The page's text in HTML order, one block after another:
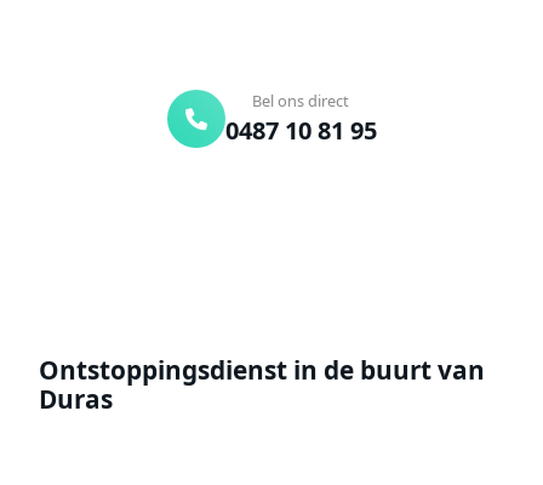
Bel ons direct
0487 10 81 95
Ontstoppingsdienst in de buurt van
Duras